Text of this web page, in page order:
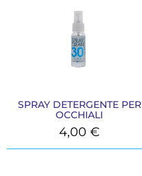
SPRAY DETERGENTE PER
OCCHIALI
4,00€